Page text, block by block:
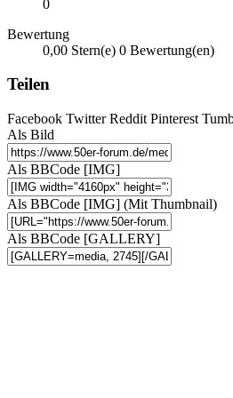
0
Bewertung
0,00 Stern(e) 0 Bewertung(en)
Teilen
Facebook Twitter Reddit Pinterest
Als Bild
Als BBCode [IMG]
Als BBCode [IMG] (Mit Thumbnail)
Als BBCode [GALLERY]